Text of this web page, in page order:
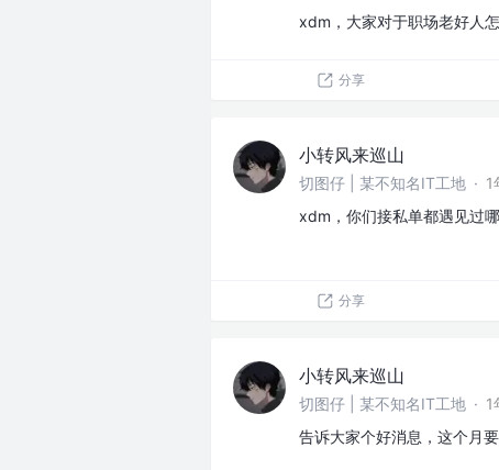
xdm，大家对于职场老好人
分享
小转风来巡山
切图仔 | 某不知名IT工地 · 1
xdm，你们接私单都遇见过
分享
小转风来巡山
切图仔 | 某不知名IT工地 · 1
告诉大家个好消息，这个月